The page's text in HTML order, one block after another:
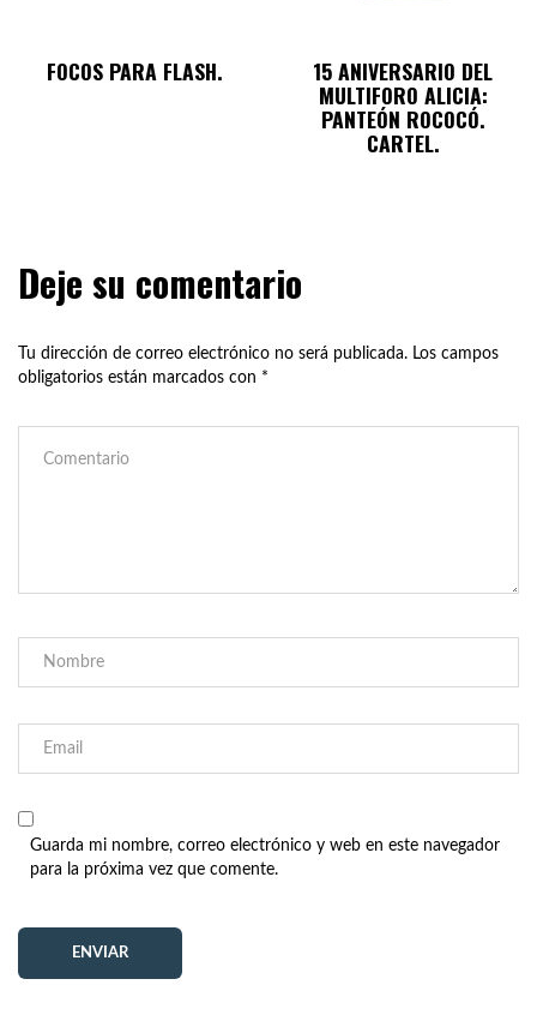
FOCOS PARA FLASH. 15 ANIVERSARIO DEL
MULTIFORO ALICIA:
PANTEÓN ROCOCÓ.
CARTEL.
Deje su comentario
Tu dirección de correo electrónico no será publicada. Los campos
obligatorios están marcados con *
Guarda mi nombre, correo electrónico y web en este navegador
para la próxima vez que comente.